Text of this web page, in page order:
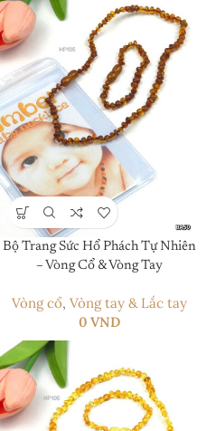
Bộ Trang Sức Hổ Phách Tự Nhiên
– Vòng Cổ & Vòng Tay
Vòng cổ, Vòng tay & Lắc tay
0 VND